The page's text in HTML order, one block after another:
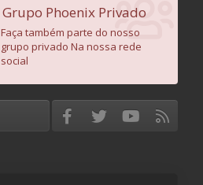
Grupo Phoenix Privado
Faça também parte do nosso
grupo privado Na nossa rede
social
FacebookTwitter youtube